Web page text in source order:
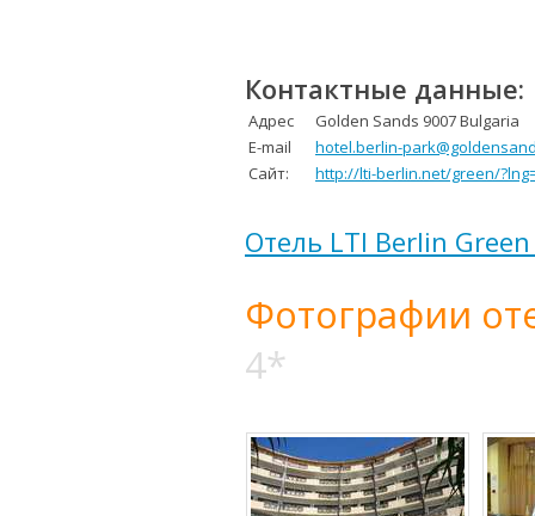
Контактные данные:
Адрес
Golden Sands 9007 Bulgaria
E-mail
hotel.berlin-
Сайт:
http://lti-berlin.net/green/
Отель LTI Berlin
Фотографии
4*